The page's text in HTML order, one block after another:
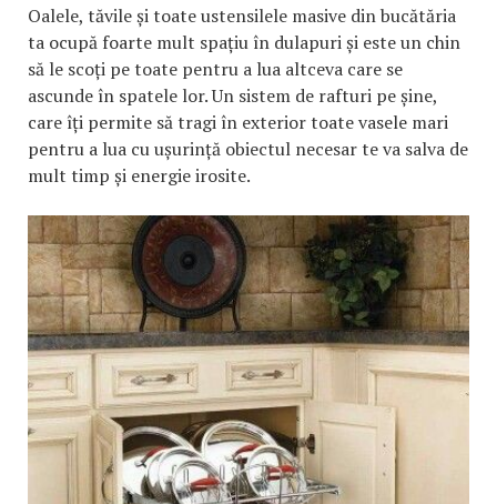
Oalele, tăvile și toate ustensilele masive din bucătăria
ta ocupă foarte mult spațiu în dulapuri și este un chin
să le scoți pe toate pentru a lua altceva care se
ascunde în spatele lor. Un sistem de rafturi pe șine,
care îți permite să tragi în exterior toate vasele mari
pentru a lua cu ușurință obiectul necesar te va salva de
mult timp și energie irosite.